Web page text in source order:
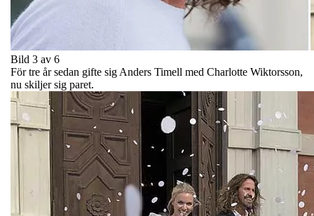
Bild 3 av 6
För tre år sedan gifte sig Anders Timell med Charlotte Wiktorsson,
nu skiljer sig paret.